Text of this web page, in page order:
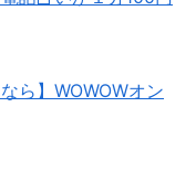
ら】WOWOWオン